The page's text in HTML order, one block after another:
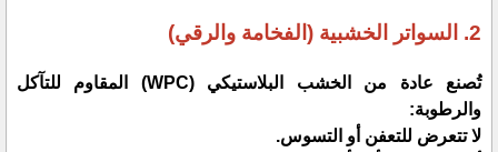
​2. السواتر الخشبية (الفخامة والرقي)
​تُصنع عادة من الخشب البلاستيكي (WPC) المقاوم للتآكل
والرطوبة:
​لا تتعرض للتعفن أو التسوس.